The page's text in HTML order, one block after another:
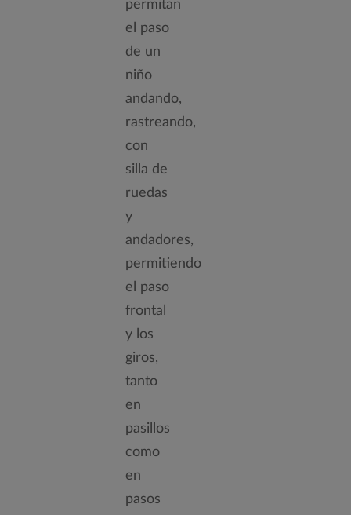
permitan
el paso
de un
niño
andando,
rastreando,
con
silla de
ruedas
y
andadores,
permitiendo
el paso
frontal
y los
giros,
tanto
en
pasillos
como
en
pasos